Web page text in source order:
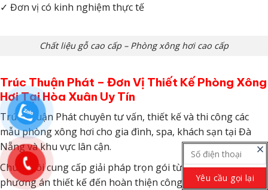
✓ Đơn vị có kinh nghiệm thực tế
Chất liệu gỗ cao cấp – Phòng xông hơi cao cấp
Trúc Thuận Phát – Đơn Vị Thiết Kế Phòng Xông
Hơi Tại Hòa Xuân Uy Tín
Trúc Thuận Phát chuyên tư vấn, thiết kế và thi công các
mẫu phòng xông hơi cho gia đình, spa, khách sạn tại Đà
Nẵng và khu vực lân cận.
Chúng tôi cung cấp giải pháp trọn gói từ khảo sát, lên
phương án thiết kế đến hoàn thiện công trình.
close